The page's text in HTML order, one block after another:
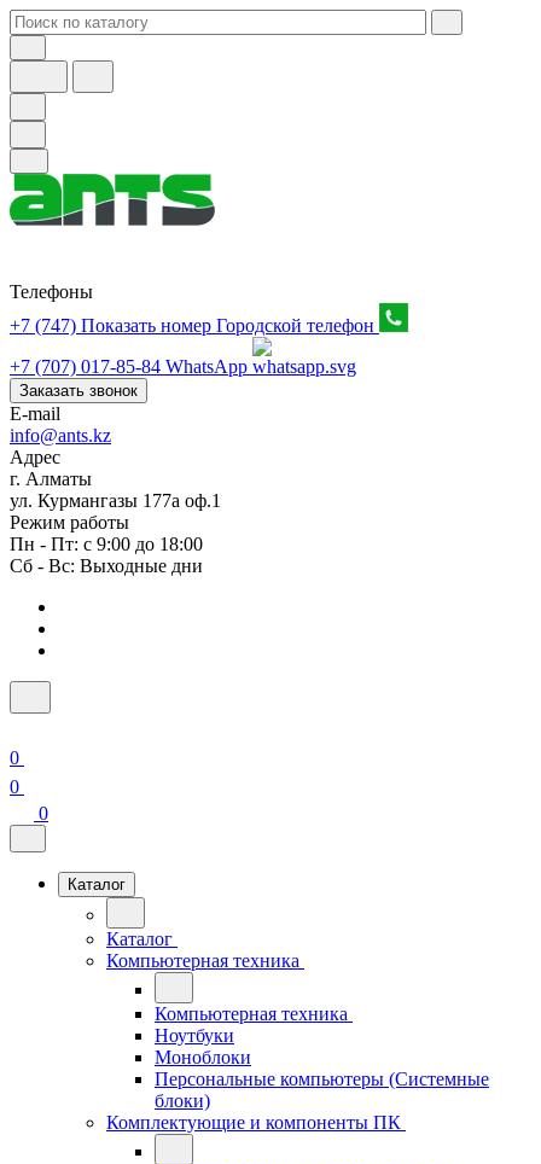
Телефоны
+7 (747) Показать номер Городской телефон
+7 (707) 017-85-84 WhatsApp
Заказать звонок
E-mail
info@ants.kz
Адрес
г. Алматы
ул. Курмангазы 177а оф.1
Режим работы
Пн - Пт: с 9:00 до 18:00
Сб - Вс: Выходные дни
0
0
0
Каталог
Каталог
Компьютерная техника
Компьютерная техника
Ноутбуки
Моноблоки
Персональные компьютеры (Системные
блоки)
Комплектующие и компоненты ПК